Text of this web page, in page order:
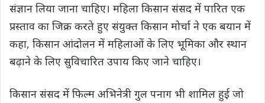
संज्ञान लिया जाना चाहिए। महिला किसान संसद में पारित एक
प्रस्ताव का जिक्र करते हुए संयुक्त किसान मोर्चा ने एक बयान में
कहा, किसान आंदोलन में महिलाओं के लिए भूमिका और स्थान
बढ़ाने के लिए सुविचारित उपाय किए जाने चाहिए।
किसान संसद में फिल्म अभिनेत्री गुल पनाग भी शामिल हुई जो